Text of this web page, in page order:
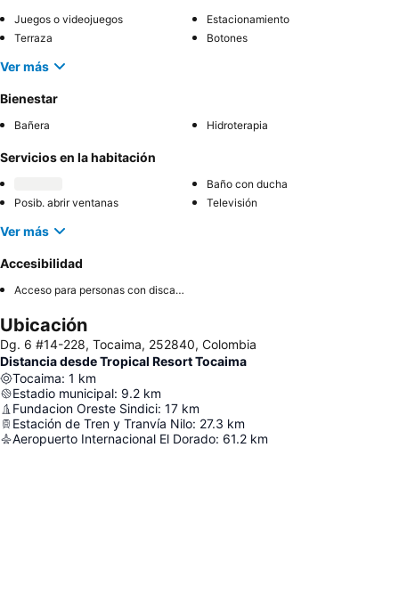
Juegos o videojuegos
Estacionamiento
Terraza
Botones
Ver más
Bienestar
Bañera Hidroterapia
Servicios en la habitación
Baño con ducha
Posib. abrir ventanas
Televisión
Ver más
Accesibilidad
Acceso para personas con discapacidad
Ubicación
Dg. 6 #14-228, Tocaima, 252840, Colombia
Distancia desde Tropical Resort Tocaima
Tocaima: 1 km
Estadio municipal: 9.2 km
Fundacion Oreste Sindici: 17 km
Estación de Tren y Tranvía Nilo: 27.3 km
Aeropuerto Internacional El Dorado: 61.2 km